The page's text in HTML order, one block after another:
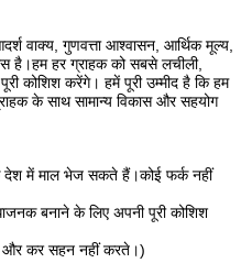
वाक्य, गुणवत्ता आश्वासन, आर्थिक मूल्य,
है।हम हर ग्राहक को सबसे लचीली,
कोशिश करेंगे। हमें पूरी उम्मीद है कि हम
के साथ सामान्य विकास और सहयोग
के देश में माल भेज सकते हैं।कोई फर्क नहीं
बनाने के लिए अपनी पूरी कोशिश
और कर सहन नहीं करते।)